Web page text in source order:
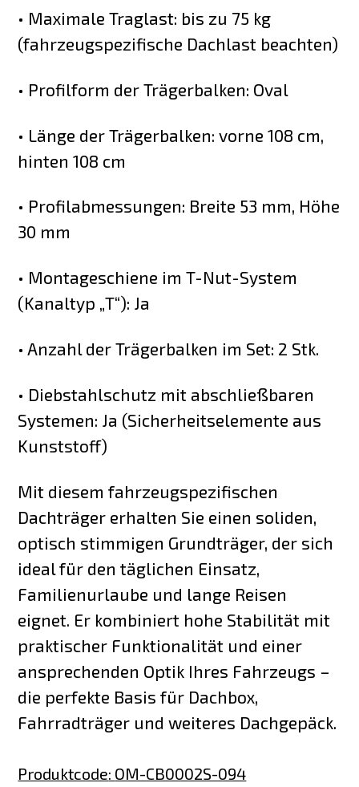
• Maximale Traglast: bis zu 75 kg
(fahrzeugspezifische Dachlast beachten)
• Profilform der Trägerbalken: Oval
• Länge der Trägerbalken: vorne 108 cm,
hinten 108 cm
• Profilabmessungen: Breite 53 mm, Höhe
30 mm
• Montageschiene im T-Nut-System
(Kanaltyp „T“): Ja
• Anzahl der Trägerbalken im Set: 2 Stk.
• Diebstahlschutz mit abschließbaren
Systemen: Ja (Sicherheitselemente aus
Kunststoff)
Mit diesem fahrzeugspezifischen
Dachträger erhalten Sie einen soliden,
optisch stimmigen Grundträger, der sich
ideal für den täglichen Einsatz,
Familienurlaube und lange Reisen
eignet. Er kombiniert hohe Stabilität mit
praktischer Funktionalität und einer
ansprechenden Optik Ihres Fahrzeugs –
die perfekte Basis für Dachbox,
Fahrradträger und weiteres Dachgepäck.
Produktcode: OM-CB0002S-094